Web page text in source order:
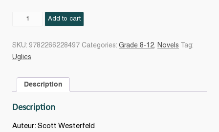
Uglies
Add to cart
SKU: 9782266228497 Categories: Grade 8-12, Novels
Tag:
Uglies
Description
Description
Auteur: Scott Westerfeld